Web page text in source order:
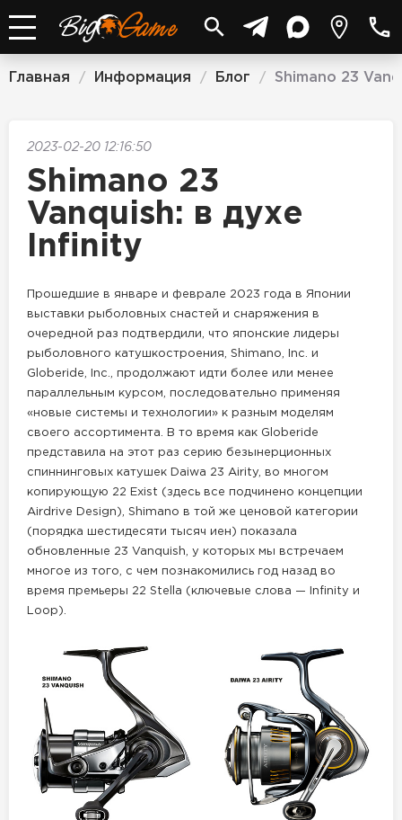
Главная / Информация / Блог / Shimano 23
2023-02-20 12:16:50
Shimano 23
Vanquish: в духе
Infinity
Прошедшие в январе и феврале 2023 года в Японии
выставки рыболовных снастей и снаряжения в
очередной раз подтвердили, что японские лидеры
рыболовного катушкостроения, Shimano, Inc. и
Globeride, Inc., продолжают идти более или менее
параллельным курсом, последовательно применяя
«новые системы и технологии» к разным моделям
своего ассортимента. В то время как Globeride
представила на этот раз серию безынерционных
спиннинговых катушек Daiwa 23 Airity, во многом
копирующую 22 Exist (здесь все подчинено концепции
Airdrive Design), Shimano в той же ценовой категории
(порядка шестидесяти тысяч иен) показала
обновленные 23 Vanquish, у которых мы встречаем
многое из того, с чем познакомились год назад во
время премьеры 22 Stella (ключевые слова — Infinity и
Loop).